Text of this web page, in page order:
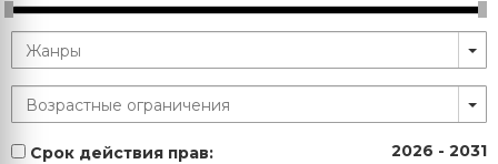
Срок действия прав: 2026 - 2031